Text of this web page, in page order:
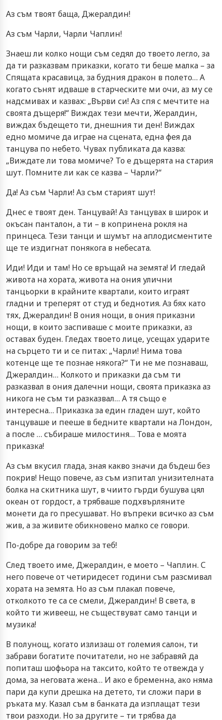
Аз съм твоят баща, Джералдин!
Аз съм Чарли, Чарли Чаплин!
Знаеш ли колко нощи съм седял до твоето легло, за
да ти разказвам приказки, когато ти беше малка – за
Спящата красавица, за будния дракон в полето… А
когато сънят идваше в старческите ми очи, аз му се
надсмивах и казвах: „Върви си! Аз спя с мечтите на
своята дъщеря!“ Виждах тези мечти, Жералдин,
виждах бъдещето ти, днешния ти ден! Виждах
едно момиче да играе на сцената, една фея да
танцува по небето. Чувах публиката да казва:
„Виждате ли това момиче? То е дъщерята на стария
шут. Помните ли как се казва – Чарли?“
Да! Аз съм Чарли! Аз съм старият шут!
Днес е твоят ден. Танцувай! Аз танцувах в широк и
окъсан панталон, а ти – в копринена рокля на
принцеса. Тези танци и шумът на аплодисментите
ще те издигнат понякога в небесата.
Иди! Иди и там! Но се връщай на земята! И гледай
живота на хората, живота на ония улични
танцьорки в крайните квартали, които играят
гладни и треперят от студ и беднотия. Аз бях като
тях, Джералдин! В ония нощи, в ония приказни
нощи, в които заспиваше с моите приказки, аз
оставах буден. Гледах твоето лице, усещах ударите
на сърцето ти и се питах: „Чарли! Нима това
котенце ще те познае някога?“ Ти не ме познаваш,
Джералдин… Колкото и приказки да съм ти
разказвал в ония далечни нощи, своята приказка аз
никога не съм ти разказвал… А тя също е
интересна… Приказка за един гладен шут, който
танцуваше и пееше в бедните квартали на Лондон,
а после … събираше милостиня… Това е моята
приказка!
Аз съм вкусил глада, зная какво значи да бъдеш без
покрив! Нещо повече, аз съм изпитал унизителната
болка на скитника шут, в чиито гърди бушува цял
океан от гордост, а трябваше подхвърляните
монети да го пресушават. Но въпреки всичко аз съм
жив, а за живите обикновено малко се говори.
По-добре да говорим за теб!
След твоето име, Джералдин, е моето – Чаплин. С
него повече от четиридесет години съм разсмивал
хората на земята. Но аз съм плакал повече,
отколкото те са се смели, Джералдин! В света, в
който ти живееш, не съществуват само танци и
музика!
В полунощ, когато излизаш от големия салон, ти
забрави богатите почитатели, но не забравяй да
попиташ шофьора на таксито, който те отвежда у
дома, за неговата жена… И ако е бременна, ако няма
пари да купи дрешка на детето, ти сложи пари в
ръката му. Казал съм в банката да изплащат тези
твои разходи. Но за другите – ти трябва да